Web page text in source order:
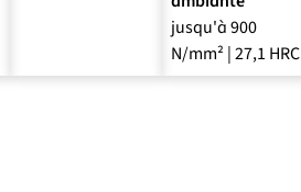
jusqu'à 900
N/mm² | 27,1 HRC